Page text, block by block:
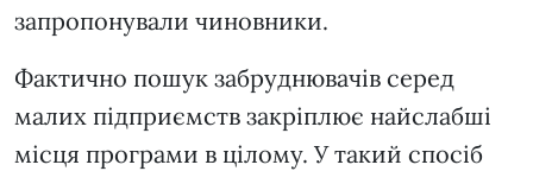
запропонували чиновники.
Фактично пошук забруднювачів серед
малих підприємств закріплює найслабші
місця програми в цілому. У такий спосіб